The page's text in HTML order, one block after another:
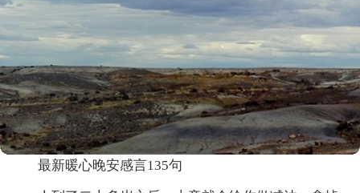
最新暖心晚安感言135句